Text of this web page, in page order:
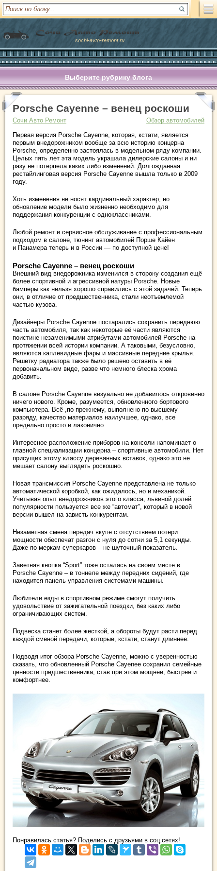
sochi-avto-remont.ru
Выберите рубрику блога
Porsche Cayenne – венец роскоши
Сочи Авто Ремонт
Обзор автомобилей
Первая версия Porsche Cayenne, которая, кстати, является
первым внедорожником вообще за всю историю концерна
Porsche, определенно застоялась в модельном ряду компании.
Целых пять лет эта модель украшала дилерские салоны и ни
разу не потерпела каких либо изменений. Долгожданная
рестайлинговая версия Porsche Cayenne вышла только в 2009
году.
Хоть изменения не носят кардинальный характер, но
обновление модели было жизненно необходимо для
поддержания конкуренции с одноклассниками.
Любой ремонт и сервисное обслуживание с профессиональным
подходом в салоне, тюнинг автомобилей Порше Кайен
и Панамера теперь и в России — по доступной цене!
Porsche Cayenne – венец роскоши
Внешний вид внедорожника изменился в сторону создания ещё
более спортивной и агрессивной натуры Porsche. Новые
бамперы как нельзя хорошо справились с этой задачей. Теперь
они, в отличие от предшественника, стали неотъемлемой
частью кузова.
Дизайнеры Porsche Cayenne постарались сохранить переднюю
часть автомобиля, так как некоторые её части являются
поистине незаменимыми атрибутами автомобилей Porsche на
протяжении всей истории компании. А таковыми, безусловно,
являются каплевидные фары и массивные передние крылья.
Решетку радиатора также было решено оставить в её
первоначальном виде, разве что немного блеска хрома
добавить.
В салоне Porsche Cayenne визуально не добавилось откровенно
ничего нового. Кроме, разумеется, обновленного бортового
компьютера. Всё ,по-прежнему, выполнено по высшему
разряду, качество материалов наилучшее, однако, все
предельно просто и лаконично.
Интересное расположение приборов на консоли напоминает о
главной специализации концерна – спортивные автомобили. Нет
присущих этому классу деревянных вставок, однако это не
мешает салону выглядеть роскошно.
Новая трансмиссия Porsche Cayenne представлена не только
автоматической коробкой, как ожидалось, но и механикой.
Учитывая опыт внедорожников этого класса, львиной долей
популярности пользуется все же “автомат”, который в новой
версии вышел на зависть конкурентам.
Незаметная смена передач вкупе с отсутствием потери
мощности обеспечат разгон с нуля до сотни за 5,1 секунды.
Даже по меркам суперкаров – не шуточный показатель.
Заветная кнопка “Sport” тоже осталась на своем месте в
Porsche Cayenne – в тоннеле между передних сидений, где
находится панель управления системами машины.
Любители езды в спортивном режиме смогут получить
удовольствие от зажигательной поездки, без каких либо
ограничивающих систем.
Подвеска станет более жесткой, а обороты будут расти перед
каждой сменой передачи, которые, кстати, станут длиннее.
Подводя итог обзора Porsche Cayenne, можно с уверенностью
сказать, что обновленный Porsche Cayenee сохранил семейные
ценности предшественника, став при этом мощнее, быстрее и
комфортнее.
Понравилась статья? Поделись с друзьями в соц.сетях!